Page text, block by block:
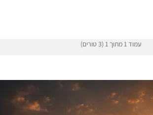
עמוד 1 מתוך 1 (3 טורים)